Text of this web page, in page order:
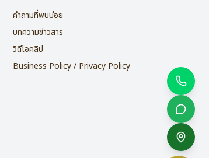
คำถามที่พบบ่อย
บทความข่าวสาร
วิดีโอคลิป
Business Policy / Privacy Policy